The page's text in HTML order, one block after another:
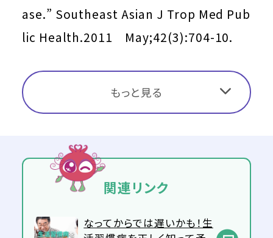
ase.” Southeast Asian J Trop Med Pub
lic Health.2011 May;42(3):704-10.
もっと見る
関連リンク
なってからでは遅いかも！生